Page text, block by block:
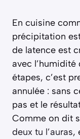
En cuisine
précipitation
de latence est
avec l’humidité
étapes, c’est
annulée : sans
pas et le
Comme on dit
deux tu l’auras,